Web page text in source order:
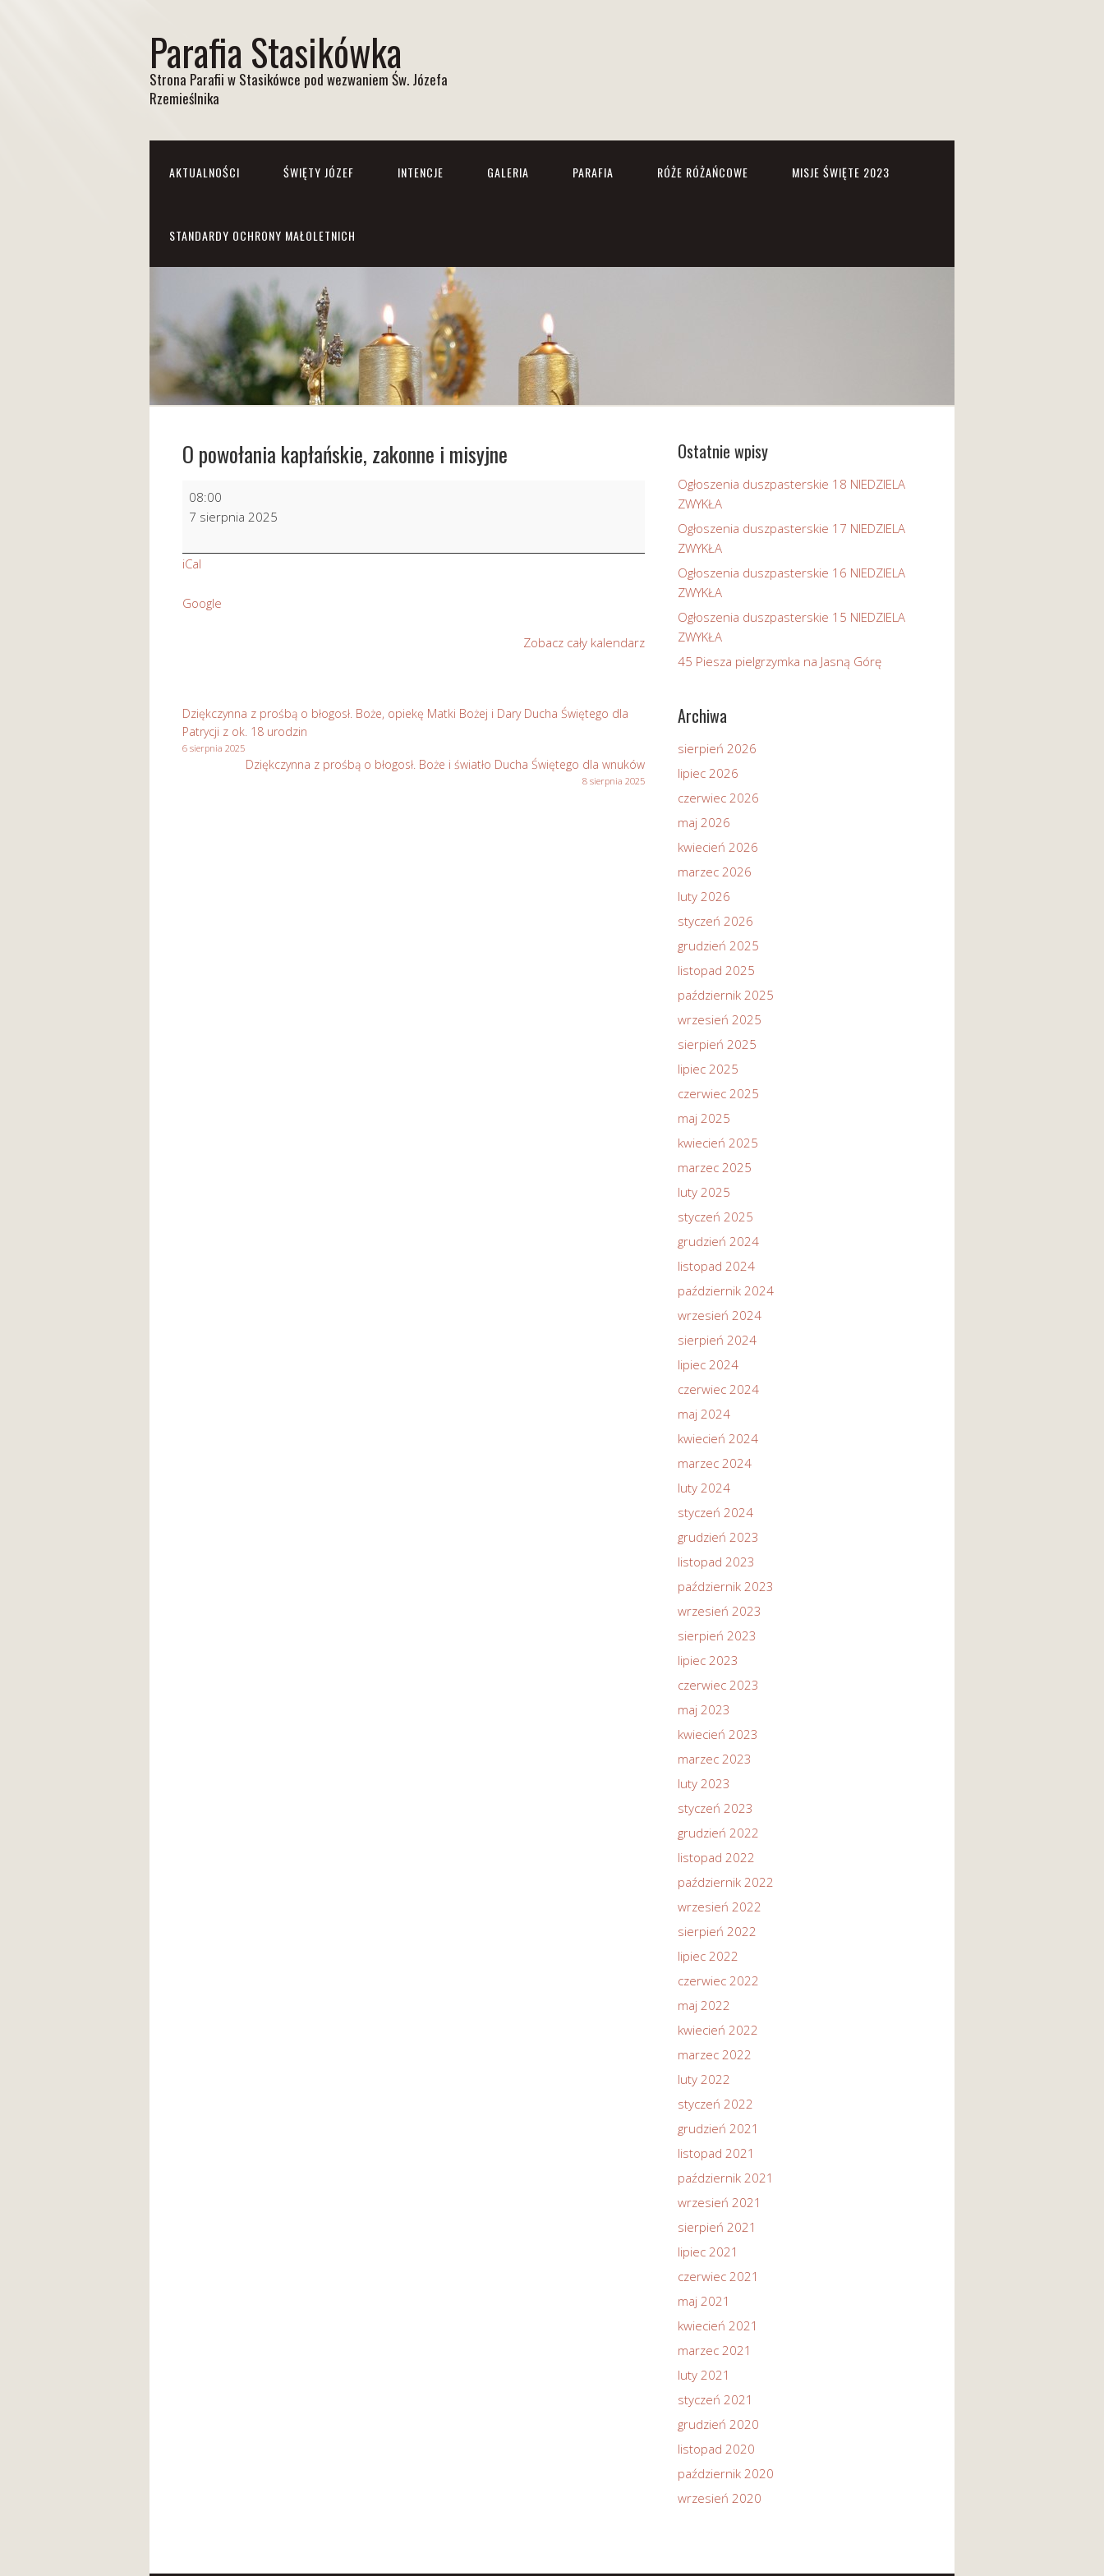
Parafia Stasikówka
Strona Parafii w Stasikówce pod wezwaniem Św. Józefa
Rzemieślnika
AKTUALNOŚCI ŚWIĘTY JÓZEF INTENCJE GALERIA PARAFIA RÓŻE RÓŻAŃCOWE MISJE ŚWIĘTE 2023
STANDARDY OCHRONY MAŁOLETNICH
O powołania kapłańskie, zakonne i misyjne
O
powołania
kapłańskie,
zakonne
i
08:00
7 sierpnia 2025
iCal
Google
Zobacz cały kalendarz
Dziękczynna z prośbą o błogosł. Boże, opiekę Matki Bożej i Dary Ducha Świętego dla
Patrycji z ok. 18 urodzin
6 sierpnia 2025
Dziękczynna z prośbą o błogosł. Boże i światło Ducha Świętego dla wnuków
8 sierpnia 2025
Ostatnie wpisy
Ogłoszenia duszpasterskie 18 NIEDZIELA
ZWYKŁA
Ogłoszenia duszpasterskie 17 NIEDZIELA
ZWYKŁA
Ogłoszenia duszpasterskie 16 NIEDZIELA
ZWYKŁA
Ogłoszenia duszpasterskie 15 NIEDZIELA
ZWYKŁA
45 Piesza pielgrzymka na Jasną Górę
Archiwa
sierpień 2026
lipiec 2026
czerwiec 2026
maj 2026
kwiecień 2026
marzec 2026
luty 2026
styczeń 2026
grudzień 2025
listopad 2025
październik 2025
wrzesień 2025
sierpień 2025
lipiec 2025
czerwiec 2025
maj 2025
kwiecień 2025
marzec 2025
luty 2025
styczeń 2025
grudzień 2024
listopad 2024
październik 2024
wrzesień 2024
sierpień 2024
lipiec 2024
czerwiec 2024
maj 2024
kwiecień 2024
marzec 2024
luty 2024
styczeń 2024
grudzień 2023
listopad 2023
październik 2023
wrzesień 2023
sierpień 2023
lipiec 2023
czerwiec 2023
maj 2023
kwiecień 2023
marzec 2023
luty 2023
styczeń 2023
grudzień 2022
listopad 2022
październik 2022
wrzesień 2022
sierpień 2022
lipiec 2022
czerwiec 2022
maj 2022
kwiecień 2022
marzec 2022
luty 2022
styczeń 2022
grudzień 2021
listopad 2021
październik 2021
wrzesień 2021
sierpień 2021
lipiec 2021
czerwiec 2021
maj 2021
kwiecień 2021
marzec 2021
luty 2021
styczeń 2021
grudzień 2020
listopad 2020
październik 2020
wrzesień 2020